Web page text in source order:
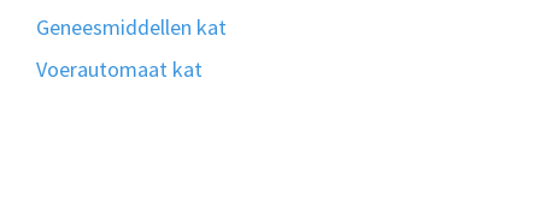
Geneesmiddellen kat
Voerautomaat kat